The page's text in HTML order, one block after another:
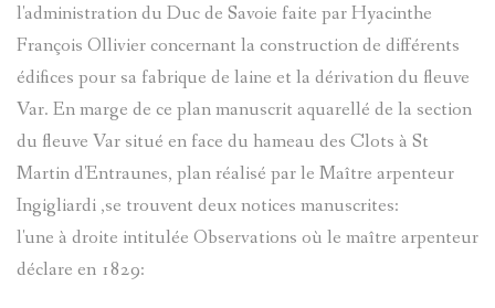
EN
1838
MAURICE
ALIAS
l'administration du Duc de Savoie faite par Hyacinthe
François Ollivier concernant la construction de différents
édifices pour sa fabrique de laine et la dérivation du fleuve
Var. En marge de ce plan manuscrit aquarellé de la section
du fleuve Var situé en face du hameau des Clots à St
Martin d'Entraunes, plan réalisé par le Maître arpenteur
Ingigliardi ,se trouvent deux notices manuscrites:
l'une à droite intitulée Observations où le maître arpenteur
déclare en 1829: